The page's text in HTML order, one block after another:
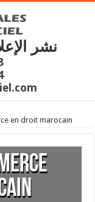
نشر
en droit marocain